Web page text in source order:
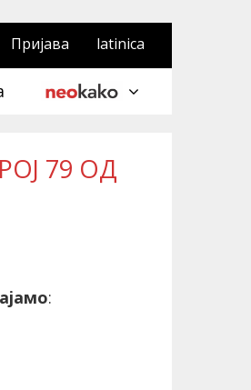
Пријава latinica
79 ОД
: